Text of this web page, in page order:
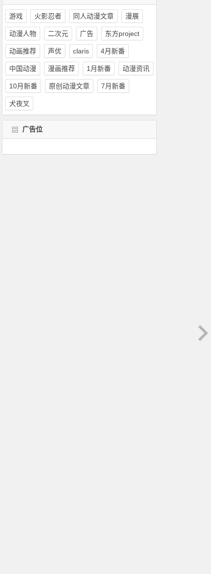
游戏 火影忍者 同人动漫文章 漫展
动漫人物 二次元 广告 东方project
动画推荐 声优 claris 4月新番
中国动漫 漫画推荐 1月新番 动漫资讯
10月新番 原创动漫文章 7月新番
犬夜叉
广告位